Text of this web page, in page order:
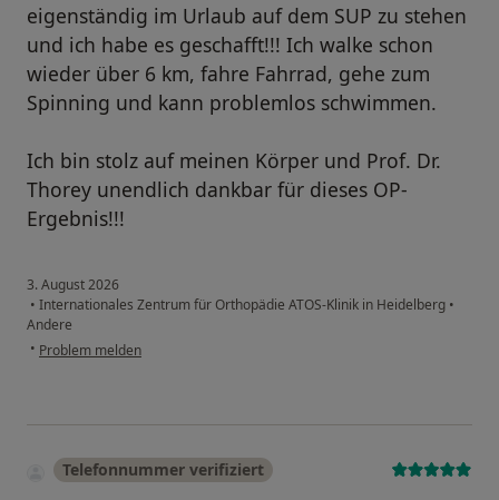
eigenständig im Urlaub auf dem SUP zu stehen
und ich habe es geschafft!!! Ich walke schon
wieder über 6 km, fahre Fahrrad, gehe zum
Spinning und kann problemlos schwimmen.
Ich bin stolz auf meinen Körper und Prof. Dr.
Thorey unendlich dankbar für dieses OP-
Ergebnis!!!
3. August 2026
• Internationales Zentrum für Orthopädie ATOS-Klinik in Heidelberg •
Andere
• Problem melden
Telefonnummer verifiziert